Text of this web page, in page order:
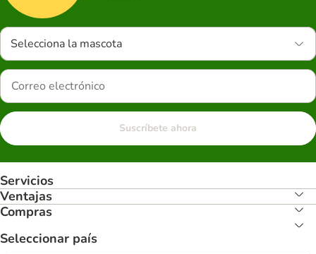
Selecciona la mascota
Suscríbete ahora
Servicios
Ventajas
Compras
Seleccionar país